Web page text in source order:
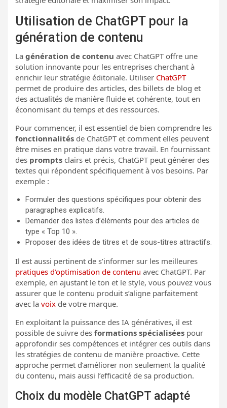
Utilisation de ChatGPT pour la
génération de contenu
La génération de contenu avec ChatGPT offre une
solution innovante pour les entreprises cherchant à
enrichir leur stratégie éditoriale. Utiliser ChatGPT
permet de produire des articles, des billets de blog et
des actualités de manière fluide et cohérente, tout en
économisant du temps et des ressources.
Pour commencer, il est essentiel de bien comprendre les
fonctionnalités de ChatGPT et comment elles peuvent
être mises en pratique dans votre travail. En fournissant
des prompts clairs et précis, ChatGPT peut générer des
textes qui répondent spécifiquement à vos besoins. Par
exemple :
Formuler des questions spécifiques pour obtenir des
paragraphes explicatifs.
Demander des listes d’éléments pour des articles de
type « Top 10 ».
Proposer des idées de titres et de sous-titres attractifs.
Il est aussi pertinent de s’informer sur les meilleures
pratiques d’optimisation de contenu avec ChatGPT. Par
exemple, en ajustant le ton et le style, vous pouvez vous
assurer que le contenu produit s’aligne parfaitement
avec la voix de votre marque.
En exploitant la puissance des IA génératives, il est
possible de suivre des formations spécialisées pour
approfondir ses compétences et intégrer ces outils dans
les stratégies de contenu de manière proactive. Cette
approche permet d’améliorer non seulement la qualité
du contenu, mais aussi l’efficacité de sa production.
Choix du modèle ChatGPT adapté